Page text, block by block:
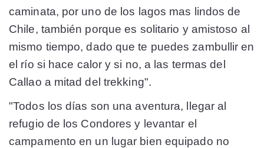
caminata, por uno de los lagos mas lindos de
Chile, también porque es solitario y amistoso al
mismo tiempo, dado que te puedes zambullir en
el río si hace calor y si no, a las termas del
Callao a mitad del trekking".
"Todos los días son una aventura, llegar al
refugio de los Condores y levantar el
campamento en un lugar bien equipado no